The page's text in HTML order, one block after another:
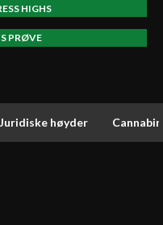
HIGHS
PRØVE
Juridiske høyder